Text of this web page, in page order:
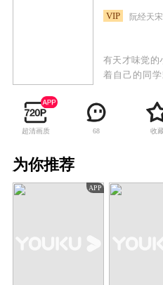
VIP 阮经天
有天才味觉的
着自己的同
经天 饰）。
艺，还一起准
可颂虽然有
己。在这个过
超清画质 68 收藏
为你推荐
APP